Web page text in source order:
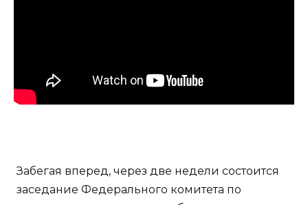
Забегая вперед, через две недели состоится
заседание Федерального комитета по